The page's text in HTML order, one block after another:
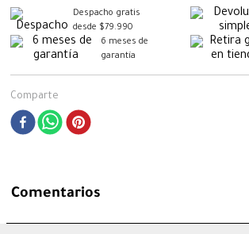
Despacho gratis
desde $79.990
6 meses de
garantía
Comparte
Comentarios